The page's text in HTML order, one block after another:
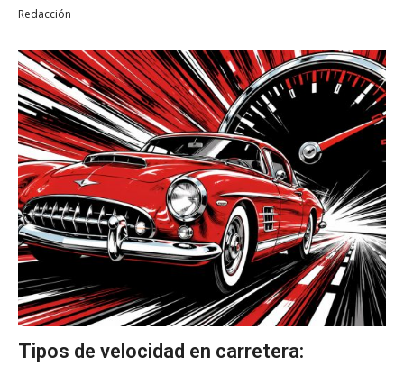
Redacción
Tipos de velocidad en carretera: